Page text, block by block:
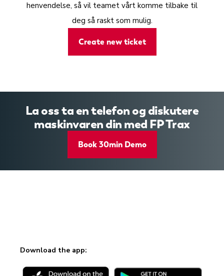
henvendelse, så vil teamet vårt komme tilbake til
deg så raskt som mulig.
Create new ticket
La oss ta en telefon og diskutere
maskinvaren din med FP Trax
Book 30min Demo
Download the app: